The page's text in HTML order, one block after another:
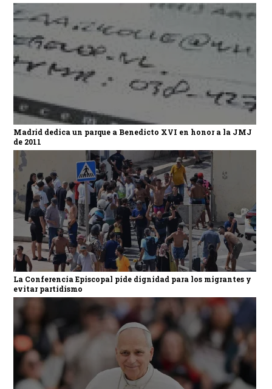
Madrid dedica un parque a Benedicto XVI en honor a la JMJ
de 2011
La Conferencia Episcopal pide dignidad para los migrantes y
evitar partidismo